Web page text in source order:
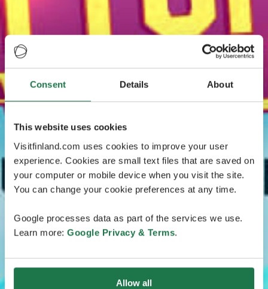
Consent Details About
This website uses cookies
Visitfinland.com uses cookies to improve your user
experience. Cookies are small text files that are saved on
your computer or mobile device when you visit the site.
You can change your cookie preferences at any time.
Google processes data as part of the services we use.
Learn more: Google Privacy & Terms.
Allow all